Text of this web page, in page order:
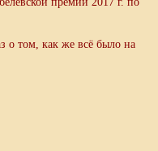
о том, как же всё было на